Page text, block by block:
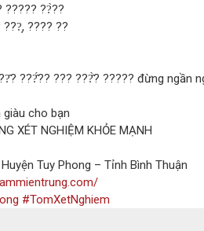
????? ??̀??
???? ??
???̂́?? ??? ???̂̀? ????? đừng ngần
giàu cho bạn
XÉT NGHIỆM KHỎE MẠNH
Tuy Phong – Tỉnh Bình Thuận
#TomXetNghiem